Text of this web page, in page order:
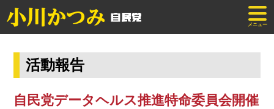
メニュー
活動報告
自民党データヘルス推進特命委員会開催